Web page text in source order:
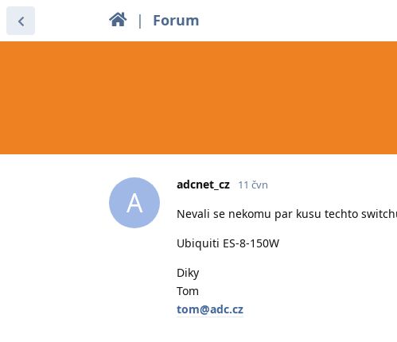
| Forum
A
adcnet_cz 11 čvn
Nevali se nekomu par kusu techto
Ubiquiti ES-8-150W
Diky
Tom
tom@adc.cz